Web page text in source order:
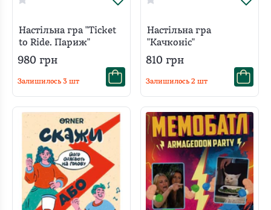
Настільна гра "Ticket
to Ride. Париж"
980 грн
Залишилось 3 шт
Настільна гра
"Качконіс"
810 грн
Залишилось 2 шт